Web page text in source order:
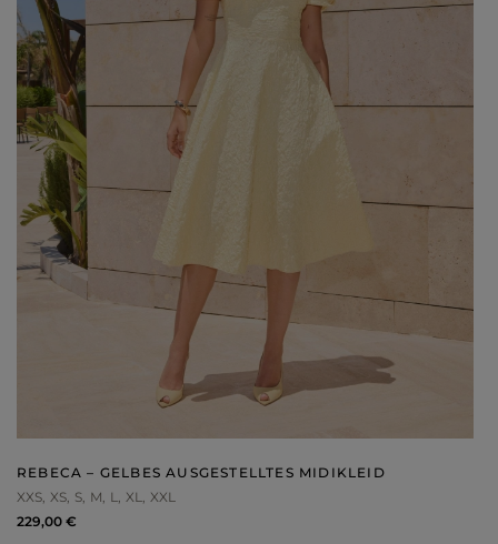
REBECA – GELBES AUSGESTELLTES MIDIKLEID
XXS XS S M L XL XXL
229,00 €